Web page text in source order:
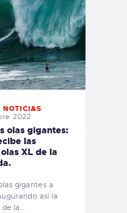
NOTICIAS
2022
olas gigantes:
las
XL de la
gigantes a
así la
la…